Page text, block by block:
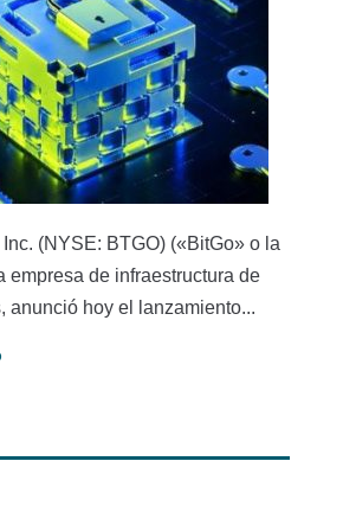
(NYSE: BTGO) («BitGo» o la
empresa de infraestructura de
anunció hoy el lanzamiento...